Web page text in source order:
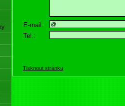
E-mail:
Tel.:
Tisknout stránku